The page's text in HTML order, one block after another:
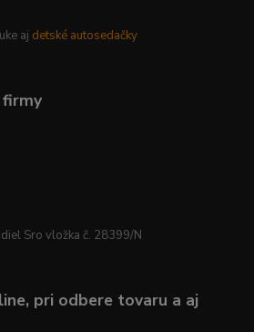
aj detské autosedačky
firmy
Sro vložka č. 28399/N
pri odbere tovaru a aj